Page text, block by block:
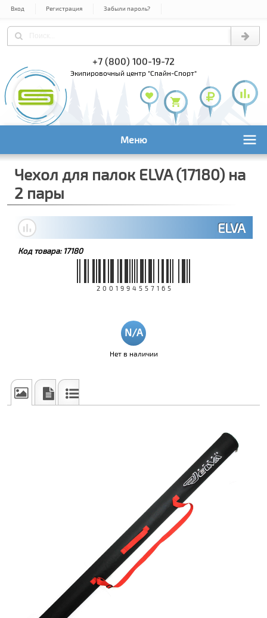
Вход Регистрация Забыли пароль?
+7 (800) 100-19-72
экипировочный центр "Спайн-Спорт"
Меню
Чехол для палок ELVA (17180) на
2 пары
ELVA
Код товара: 17180
2001994557165
Нет в наличии